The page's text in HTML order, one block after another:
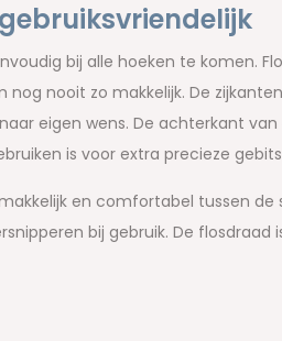
bij alle hoeken te komen.
nooit zo makkelijk. De
eigen wens. De achterkant
is voor extra precieze
en comfortabel tussen
bij gebruik. De flosdraad